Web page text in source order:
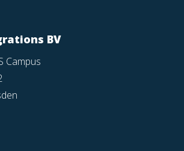
BV
Campus